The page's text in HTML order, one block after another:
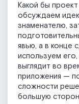
Какой бы
обсуждаем
знаменателю,
явью, а в конце
используем
выглядит во
приложения —
сложности
большую